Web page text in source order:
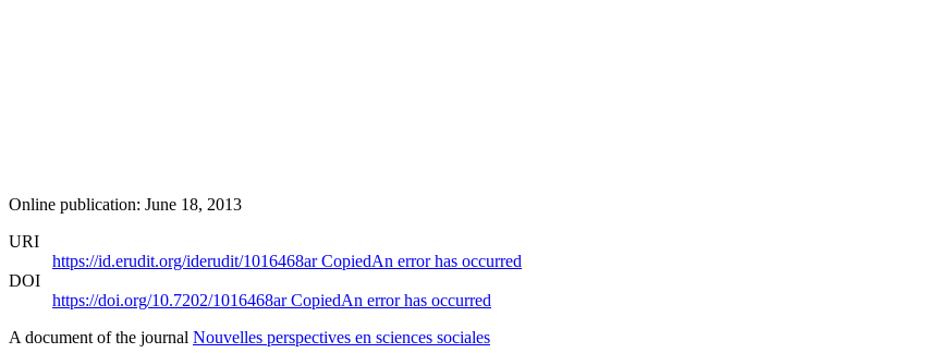
Online publication: June 18, 2013
URI
https://id.erudit.org/iderudit/1016468arCopiedAn error has occurred
DOI
https://doi.org/10.7202/1016468arCopiedAn error has occurred
A document of the journal Nouvelles perspectives en sciences sociales